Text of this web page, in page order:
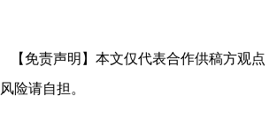
【免责声明】本文仅代表合作供稿方观
风险请自担。